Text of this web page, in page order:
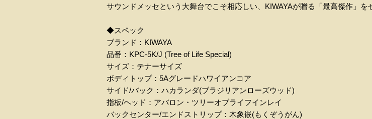
サウンドメッセという大舞台でこそ相応しい、KIWAYAが贈る「最高傑作」を
◆スペック
ブランド：KIWAYA
品番：KPC-5K/J (Tree of Life Special)
サイズ：テナーサイズ
ボディトップ：5Aグレードハワイアンコア
サイド/バック：ハカランダ(ブラジリアンローズウッド)
指板/ヘッド：アバロン・ツリーオブライフインレイ
バックセンター/エンドストリップ：木象嵌(もくぞうがん)